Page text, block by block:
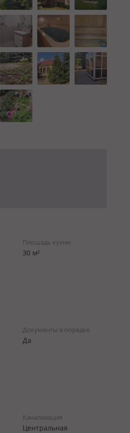
Площадь кухни
30 м²
Документы в порядке
Да
Канализация
Центральная